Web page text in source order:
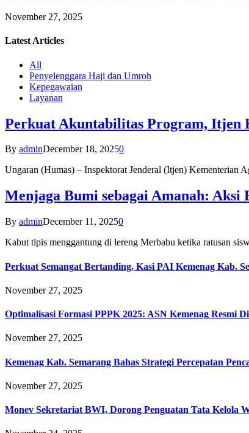
November 27, 2025
Latest Articles
All
Penyelenggara Haji dan Umroh
Kepegawaian
Layanan
Perkuat Akuntabilitas Program, Itjen
By adminDecember 18, 20250
Ungaran (Humas) – Inspektorat Jenderal (Itjen) Kementerian
Menjaga Bumi sebagai Amanah:
By adminDecember 11, 20250
Kabut tipis menggantung di lereng Merbabu ketika ratusan
Perkuat Semangat Bertanding, Kasi PAI Kemenag Kab.
November 27, 2025
Optimalisasi Formasi PPPK 2025: ASN Kemenag Resmi
November 27, 2025
Kemenag Kab. Semarang Bahas Strategi Percepatan
November 27, 2025
Monev Sekretariat BWI, Dorong Penguatan Tata Kelola